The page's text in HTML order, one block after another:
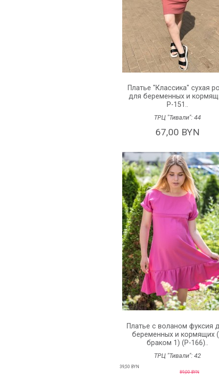
Платье "Классика" сухая
для беременных и
P-151..
ТРЦ "Тивали": 44
67,00 BYN
Платье с воланом фуксия
беременных и кормящих
браком 1) (P-166)..
ТРЦ "Тивали": 42
39,50 BYN
89,00 BYN